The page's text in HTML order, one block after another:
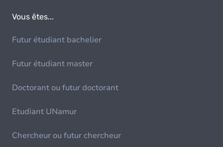
Vous êtes...
Futur étudiant bachelier
Futur étudiant master
Doctorant ou futur doctorant
Etudiant UNamur
Chercheur ou futur chercheur